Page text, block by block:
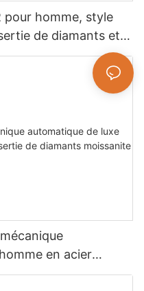
pour homme, style
de diamants et
en acier
moissanite